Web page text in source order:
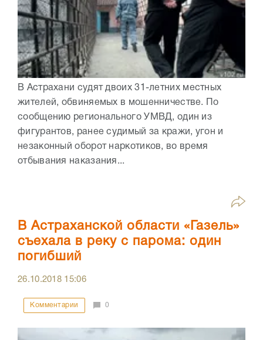
В Астрахани судят двоих 31-летних местных
жителей, обвиняемых в мошенничестве. По
сообщению регионального УМВД, один из
фигурантов, ранее судимый за кражи, угон и
незаконный оборот наркотиков, во время
отбывания наказания...
В Астраханской области «Газель»
съехала в реку с парома: один
погибший
26.10.2018 15:06
Комментарии 0